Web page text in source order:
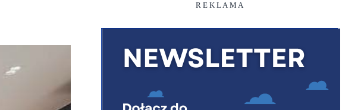
R E K L A M A